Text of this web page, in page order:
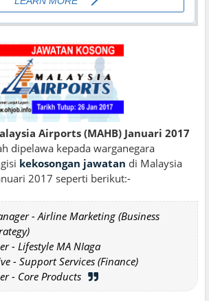
Airports (MAHB) Januari 2017
dipelawa kepada warganegara
kekosongan jawatan di Malaysia
2017 seperti berikut:-
- Airline Marketing (Business
- Lifestyle MA NIaga
- Support Services (Finance)
- Core Products